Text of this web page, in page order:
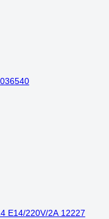
E14/220V/2A 12227